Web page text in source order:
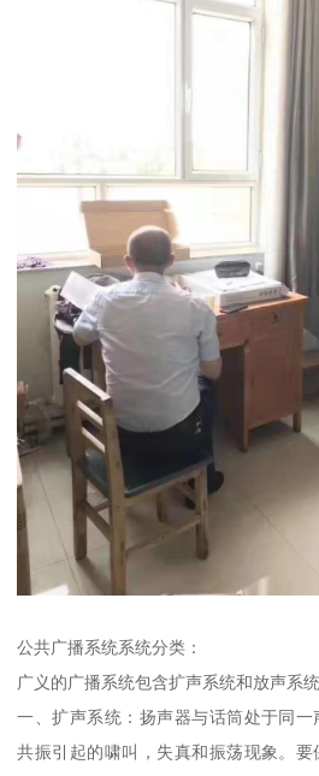
公共广播系统系统分类：
广义的广播系统包含扩声系统和放声系统
一、扩声系统：扬声器与话筒处于同
共振引起的啸叫，失真和振荡现象。要